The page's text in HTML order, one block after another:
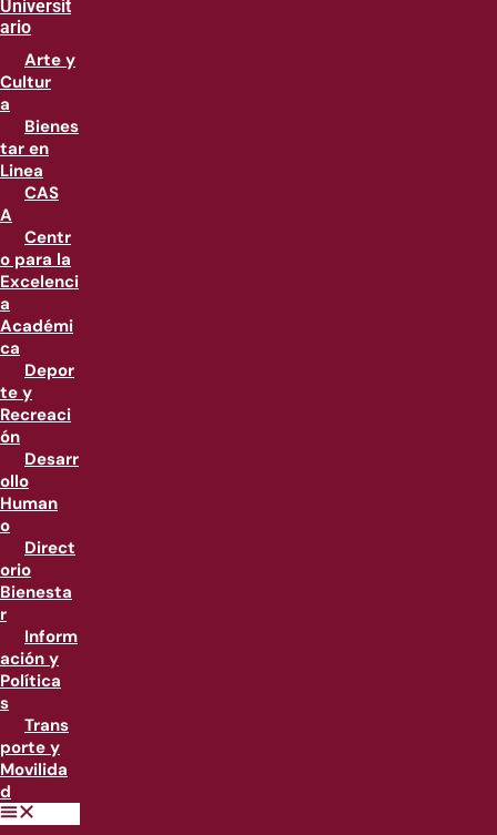
Universit
ario
Arte y
Cultur
a
Bienes
tar en
Linea
CAS
A
Centr
o para la
Excelenci
a
Académi
ca
Depor
te y
Recreaci
ón
Desarr
ollo
Human
o
Direct
orio
Bienesta
r
Inform
ación y
Política
s
Trans
porte y
Movilida
d